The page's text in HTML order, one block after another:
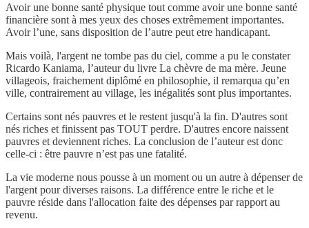
Avoir une bonne santé physique tout comme avoir une bonne santé
financière sont à mes yeux des choses extrêmement importantes.
Avoir l’une, sans disposition de l’autre peut etre handicapant.
Mais voilà, l'argent ne tombe pas du ciel, comme a pu le constater
Ricardo Kaniama, l’auteur du livre La chèvre de ma mère. Jeune
villageois, fraichement diplômé en philosophie, il remarqua qu’en
ville, contrairement au village, les inégalités sont plus importantes.
Certains sont nés pauvres et le restent jusqu'à la fin. D'autres sont
nés riches et finissent pas TOUT perdre. D'autres encore naissent
pauvres et deviennent riches. La conclusion de l’auteur est donc
celle-ci : être pauvre n’est pas une fatalité.
La vie moderne nous pousse à un moment ou un autre à dépenser de
l'argent pour diverses raisons. La différence entre le riche et le
pauvre réside dans l'allocation faite des dépenses par rapport au
revenu.